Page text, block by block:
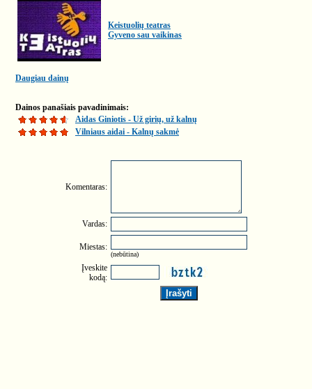
Keistuolių teatras
Gyveno sau vaikinas
Daugiau dainų
Dainos panašiais pavadinimais:
Aidas Giniotis - Už girių, už kalnų
Vilniaus aidai - Kalnų sakmė
Komentaras:
Vardas:
Miestas:
(nebūtina)
Įveskite
kodą: